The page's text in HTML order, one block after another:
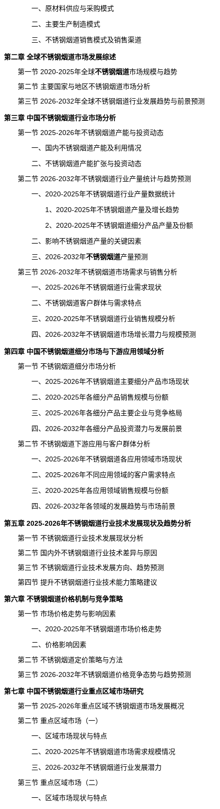
一、原材料供应与采购模式
二、主要生产制造模式
三、不锈钢烟道销售模式及销售渠道
第二章 全球不锈钢烟道市场发展综述
第一节 2020-2025年全球不锈钢烟道市场规模与趋势
第二节 主要国家与地区不锈钢烟道市场分析
第三节 2026-2032年全球不锈钢烟道行业发展趋势与前景预测
第三章 中国不锈钢烟道行业市场分析
第一节 2025-2026年不锈钢烟道产能与投资动态
一、国内不锈钢烟道产能及利用情况
二、不锈钢烟道产能扩张与投资动态
第二节 2026-2032年不锈钢烟道行业产量统计与趋势预测
一、2020-2025年不锈钢烟道行业产量数据统计
1、2020-2025年不锈钢烟道产量及增长趋势
2、2020-2025年不锈钢烟道细分产品产量及份额
二、影响不锈钢烟道产量的关键因素
三、2026-2032年不锈钢烟道产量预测
第三节 2026-2032年不锈钢烟道市场需求与销售分析
一、2025-2026年不锈钢烟道行业需求现状
二、不锈钢烟道客户群体与需求特点
三、2020-2025年不锈钢烟道行业销售规模分析
四、2026-2032年不锈钢烟道市场增长潜力与规模预测
第四章 中国不锈钢烟道细分市场与下游应用领域分析
第一节 不锈钢烟道细分市场分析
一、2025-2026年不锈钢烟道主要细分产品市场现状
二、2020-2025年各细分产品销售规模与份额
三、2025-2026年各细分产品主要企业与竞争格局
四、2026-2032年各细分产品投资潜力与发展前景
第二节 不锈钢烟道下游应用与客户群体分析
一、2025-2026年不锈钢烟道各应用领域市场现状
二、2025-2026年不同应用领域的客户需求特点
三、2020-2025年各应用领域销售规模与份额
四、2026-2032年各领域的发展趋势与市场前景
第五章 2025-2026年不锈钢烟道行业技术发展现状及趋势分析
第一节 不锈钢烟道行业技术发展现状分析
第二节 国内外不锈钢烟道行业技术差异与原因
第三节 不锈钢烟道行业技术发展方向、趋势预测
第四节 提升不锈钢烟道行业技术能力策略建议
第六章 不锈钢烟道价格机制与竞争策略
第一节 市场价格走势与影响因素
一、2020-2025年不锈钢烟道市场价格走势
二、价格影响因素
第二节 不锈钢烟道定价策略与方法
第三节 2026-2032年不锈钢烟道价格竞争态势与趋势预测
第七章 中国不锈钢烟道行业重点区域市场研究
第一节 2025-2026年重点区域不锈钢烟道市场发展概况
第二节 重点区域市场（一）
一、区域市场现状与特点
二、2020-2025年不锈钢烟道市场需求规模情况
三、2026-2032年不锈钢烟道行业发展潜力
第三节 重点区域市场（二）
一、区域市场现状与特点